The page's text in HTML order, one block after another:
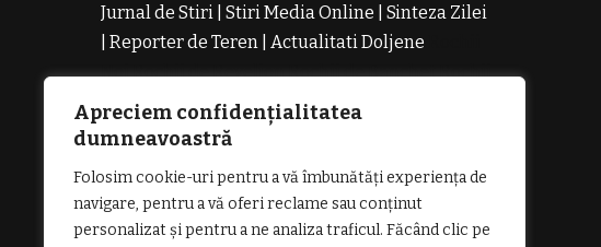
Apreciem confidențialitatea
dumneavoastră
Folosim cookie-uri pentru a vă îmbunătăți experiența de
navigare, pentru a vă oferi reclame sau conținut
personalizat și pentru a ne analiza traficul. Făcând clic pe
Jurnal de Stiri
Stiri Media Online
Sinteza Zilei
Reporter de Teren Actualitati Doljene
NoiRochii de RevelionRochii de BanchetRochii
de Cununie
Magazin de Rochii
Comanda Rochii de Seara